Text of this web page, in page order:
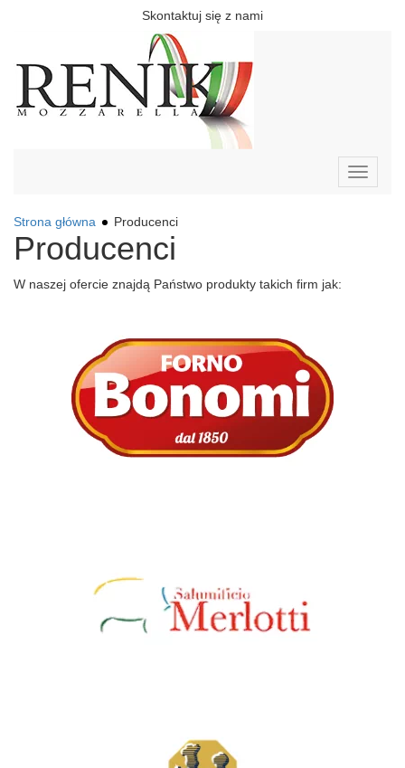
Skontaktuj się z nami
Toggle
Strona główna Producenci
Producenci
W naszej ofercie znajdą Państwo produkty takich firm jak: